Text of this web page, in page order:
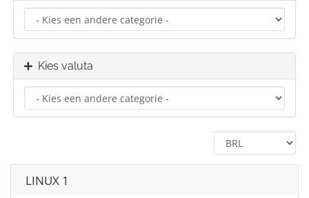
Kies valuta
LINUX 1